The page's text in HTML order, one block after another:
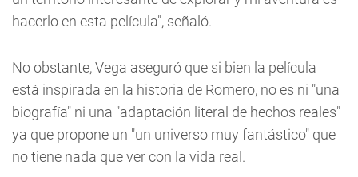
hacerlo en esta película", señaló.
No obstante, Vega aseguró que si bien la película
está inspirada en la historia de Romero, no es ni "una
biografía" ni una "adaptación literal de hechos reales"
ya que propone un "un universo muy fantástico" que
no tiene nada que ver con la vida real.